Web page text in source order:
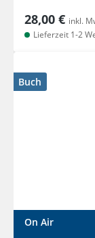
28,00 € inkl.
Lieferzeit 1-2
Buch
On Air